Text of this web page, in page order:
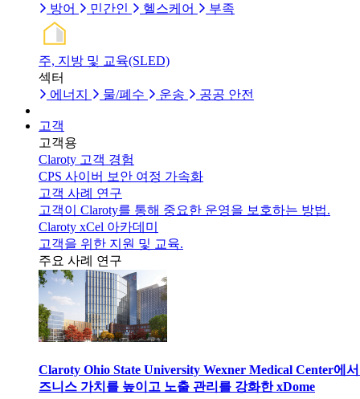
방어
민간인 헬스케어 부족
주, 지방 및 교육(SLED)
섹터
에너지
물/폐수 운송 공공 안전
고객
고객용
Claroty 고객 경험
CPS 사이버 보안 여정 가속화
고객 사례 연구
고객이 Claroty를 통해 중요한 운영을 보호하는 방법.
Claroty xCel 아카데미
고객을 위한 지원 및 교육.
주요 사례 연구
Claroty Ohio State University Wexner Medical Center에
즈니스 가치를 높이고 노출 관리를 강화한 xDome